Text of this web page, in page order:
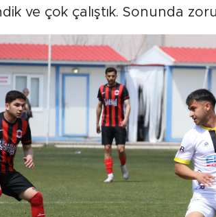
ve çok çalıştık. Sonunda